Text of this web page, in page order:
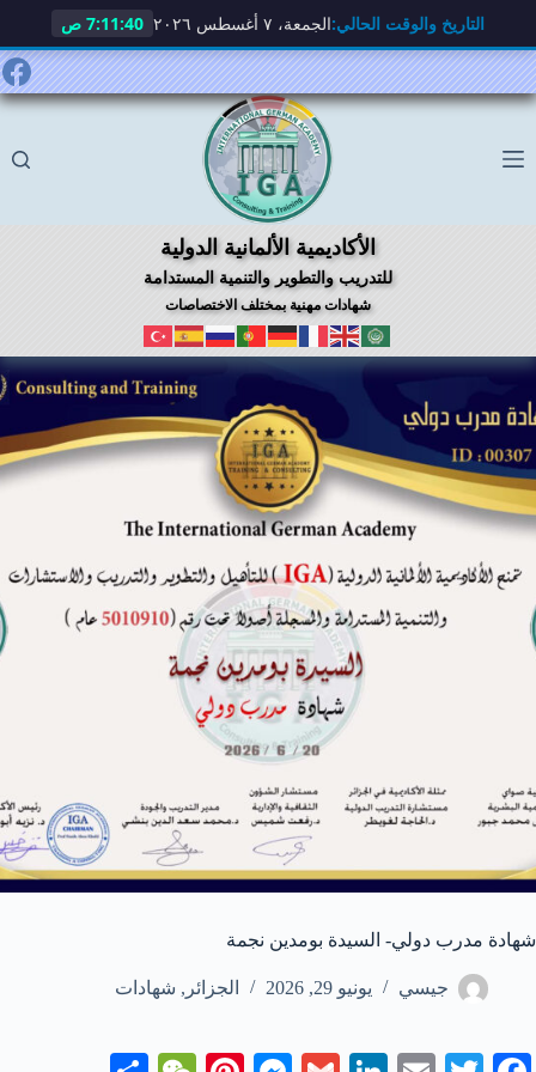
التاريخ والوقت الحالي:الجمعة، ٧ أغسطس ٢٠٢٦ 7:11:41 ص
التجاوز
إلى
المحتوى
الأكاديمية الألمانية الدولية
للتدريب والتطوير والتنمية المستدامة
شهادات مهنية بمختلف الاختصاصات
شهادة مدرب دولي- السيدة بومدين نجمة
جيسي يونيو 29, 2026 الجزائر , شهادات